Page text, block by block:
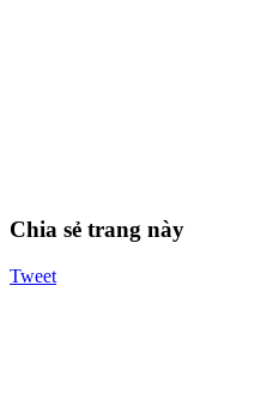
Chia sẻ trang này
Tweet